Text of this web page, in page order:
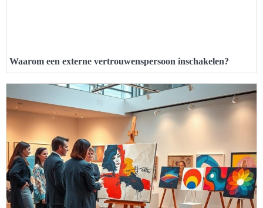
Waarom een externe vertrouwenspersoon inschakelen?